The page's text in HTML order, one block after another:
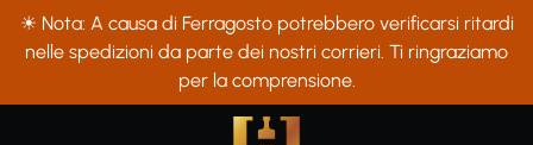
content
☀ Nota: A causa di Ferragosto potrebbero verificarsi ritardi
nelle spedizioni da parte dei nostri corrieri. Ti ringraziamo
per la comprensione.